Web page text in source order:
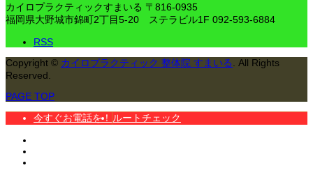
カイロプラクティックすまいる 〒816-0935
福岡県大野城市錦町2丁目5-20 ステラビル1F 092-593-6884
RSS
Copyright © カイロプラクティック 整体院 すまいる
. All Rights
Reserved.
PAGE TOP
今すぐお電話を！ ルートチェック